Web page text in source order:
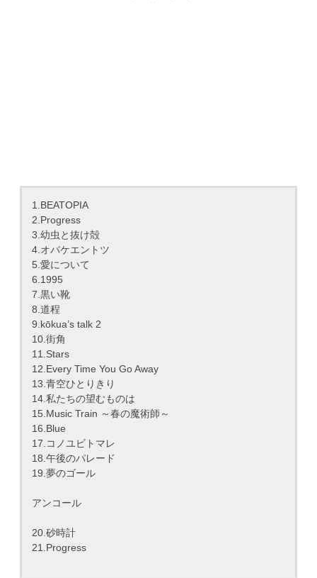
1.BEATOPIA
2.Progress
3.幼虫と抜け殻
4.オバケエントツ
5.愛について
6.1995
7.黒い靴
8.道程
9.kōkua’s talk 2
10.街角
11.Stars
12.Every Time You Go Away
13.青空ひとりきり
14.私たちの望むものは
15.Music Train ～春の魔術師～
16.Blue
17.コノユビトマレ
18.午後のパレード
19.夢のゴール
アンコール
20.砂時計
21.Progress